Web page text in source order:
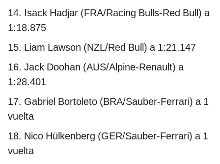
14. Isack Hadjar (FRA/Racing Bulls-Red Bull) a
1:18.875
15. Liam Lawson (NZL/Red Bull) a 1:21.147
16. Jack Doohan (AUS/Alpine-Renault) a
1:28.401
17. Gabriel Bortoleto (BRA/Sauber-Ferrari) a 1
vuelta
18. Nico Hülkenberg (GER/Sauber-Ferrari) a 1
vuelta